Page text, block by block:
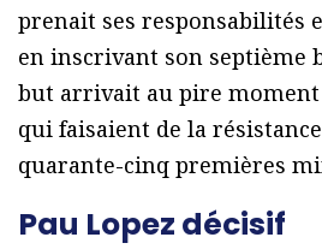
prenait ses responsabilités
en inscrivant son septième
but arrivait au pire
qui faisaient de la
quarante-cinq premières
Pau Lopez décisif